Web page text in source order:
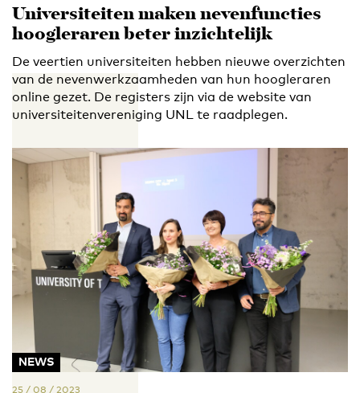
Universiteiten maken nevenfuncties
hoogleraren beter inzichtelijk
De veertien universiteiten hebben nieuwe overzichten
van de nevenwerkzaamheden van hun hoogleraren
online gezet. De registers zijn via de website van
universiteitenvereniging UNL te raadplegen.
NEWS
25 / 08 / 2023